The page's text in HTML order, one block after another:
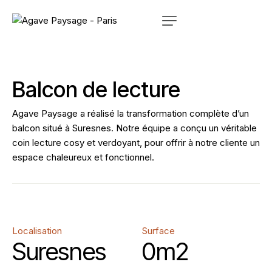
Balcon de lecture
Agave Paysage a réalisé la transformation complète d’un
balcon situé à Suresnes. Notre équipe a conçu un véritable
coin lecture cosy et verdoyant, pour offrir à notre cliente un
espace chaleureux et fonctionnel.
Localisation
Suresnes
Surface
0m2